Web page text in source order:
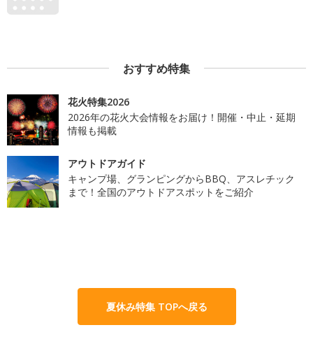
おすすめ特集
花火特集2026
2026年の花火大会情報をお届け！開催・中止・延期
情報も掲載
アウトドアガイド
キャンプ場、グランピングからBBQ、アスレチック
まで！全国のアウトドアスポットをご紹介
夏休み特集 TOPへ戻る